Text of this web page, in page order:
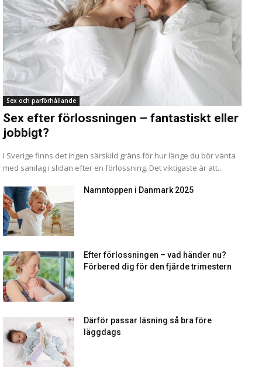
Sex och parförhållande
Sex efter förlossningen – fantastiskt eller
jobbigt?
I Sverige finns det ingen särskild gräns för hur länge du bör vänta
med samlag i slidan efter en förlossning. Det viktigaste är att...
Namntoppen i Danmark 2025
Efter förlossningen – vad händer nu?
Förbered dig för den fjärde trimestern
Därför passar läsning så bra före
läggdags